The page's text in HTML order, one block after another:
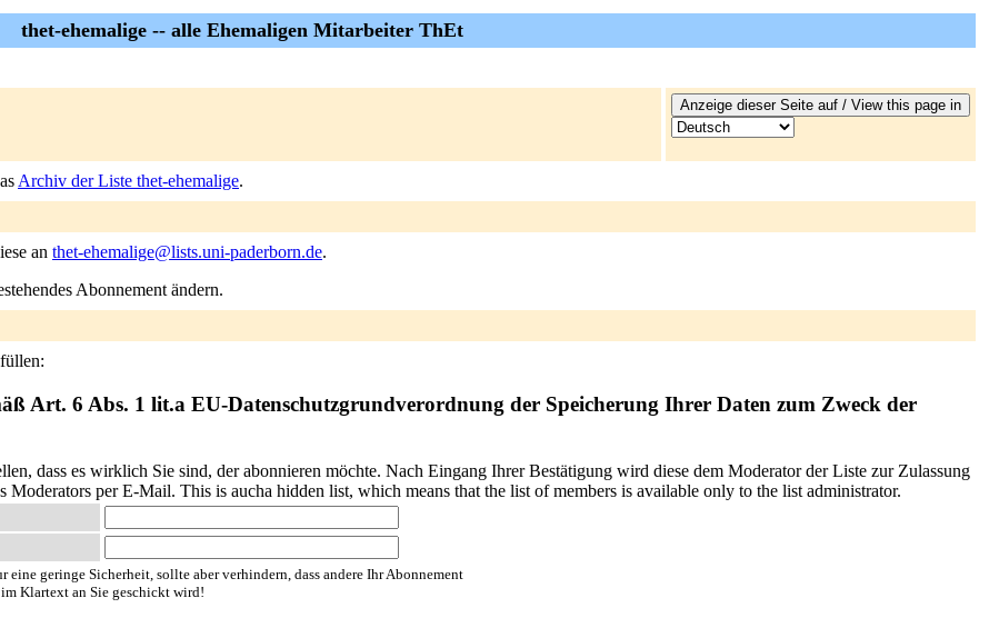
thet-ehemalige -- alle Ehemaligen Mitarbeiter ThEt
Archiv der Liste thet-ehemalige.
an thet-ehemalige@lists.uni-paderborn.de.
Abonnement ändern.
Art. 6 Abs. 1 lit.a EU-Datenschutzgrundverordnung der Speicherung Ihrer Daten zum Zweck der
dass es wirklich Sie sind, der abonnieren möchte. Nach Eingang Ihrer Bestätigung wird diese dem Moderator der Liste zur Zulassung
per E-Mail. This is aucha hidden list, which means that the list of members is available only to the list administrator.
geringe Sicherheit, sollte aber verhindern, dass andere Ihr Abonnement
im Klartext an Sie geschickt wird!